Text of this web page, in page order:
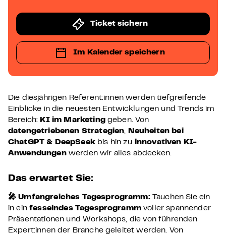
Die diesjährigen Referent:innen werden tiefgreifende
Einblicke in die neuesten Entwicklungen und Trends im
Bereich: KI im Marketinggeben. Von
datengetriebenen Strategien, Neuheiten bei
ChatGPT & DeepSeekbis hin zu innovativen KI-
Anwendungenwerden wir alles abdecken.
Das erwartet Sie:
🎤 Umfangreiches Tagesprogramm:Tauchen Sie ein
in einfesselndes Tagesprogrammvoller spannender
Präsentationen und Workshops, die von führenden
Expert:innen der Branche geleitet werden. Von
Ticket sichern
Im Kalender speichern